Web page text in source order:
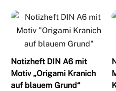
Notizheft DIN A6 mit
Motiv „Origami Kranich
auf blauem Grund“